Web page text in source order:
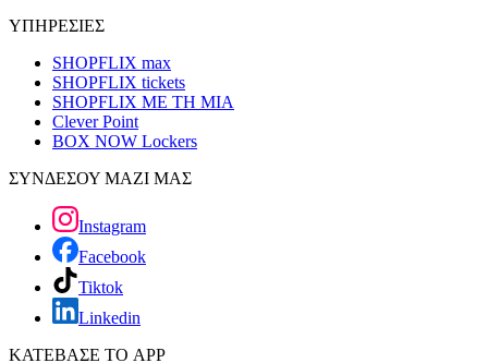
ΥΠΗΡΕΣΙΕΣ
SHOPFLIX max
SHOPFLIX tickets
SHOPFLIX ΜΕ ΤΗ ΜΙΑ
Clever Point
BOX NOW Lockers
ΣΥΝΔΕΣΟΥ ΜΑΖΙ ΜΑΣ
Instagram
Facebook
Tiktok
Linkedin
ΚΑΤΕΒΑΣΕ ΤΟ APP